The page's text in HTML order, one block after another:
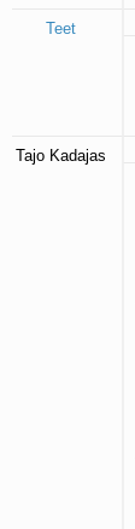
Teet
Tajo Kadajas